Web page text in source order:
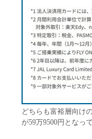
どちらも富裕層向け
が59万9500円となっ